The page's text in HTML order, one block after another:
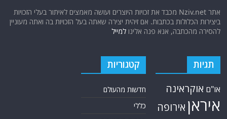
אתר Nziv.net מכבד את זכויות היוצרים ועושה מאמצים לאיתור בעלי הזכויות
ביצירות הכלולות בכתבות. אם זיהית יצירה שאתה בעל הזכויות בה ואתה מעוניין
להסירה מהכתבה, אנא פנה אלינולמייל
תגיות
או"ם אוקראינה
איראן אירופה
קטגוריות
חדשות מהעולם
כללי